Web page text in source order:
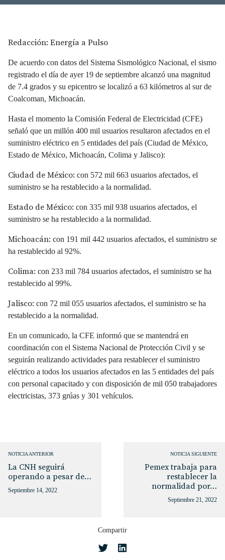
Compartir
Redacción: Energía a Pulso
De acuerdo con datos del Sistema Sismológico Nacional, el sismo
registrado el día de ayer 19 de septiembre alcanzó una magnitud
de 7.4 grados y su epicentro se localizó a 63 kilómetros al sur de
Coalcoman, Michoacán.
Hasta el momento la Comisión Federal de Electricidad (CFE)
señaló que un millón 400 mil usuarios resultaron afectados en el
suministro eléctrico en 5 entidades del país (Ciudad de México,
Estado de México, Michoacán, Colima y Jalisco):
Ciudad de México: con 572 mil 663 usuarios afectados, el
suministro se ha restablecido a la normalidad.
Estado de México: con 335 mil 938 usuarios afectados, el
suministro se ha restablecido a la normalidad.
Michoacán: con 191 mil 442 usuarios afectados, el suministro se
ha restablecido al 92%.
Colima: con 233 mil 784 usuarios afectados, el suministro se ha
restablecido al 99%.
Jalisco: con 72 mil 055 usuarios afectados, el suministro se ha
restablecido a la normalidad.
En un comunicado, la CFE informó que se mantendrá en
coordinación con el Sistema Nacional de Protección Civil y se
seguirán realizando actividades para restablecer el suministro
eléctrico a todos los usuarios afectados en las 5 entidades del país
con personal capacitado y con disposición de mil 050 trabajadores
electricistas, 373 grúas y 301 vehículos.
NOTICIA ANTERIOR
La CNH seguirá
operando a pesar de…
Septiembre 14, 2022
NOTICIA SIGUIENTE
Pemex trabaja para
restablecer la
normalidad por…
Septiembre 21, 2022